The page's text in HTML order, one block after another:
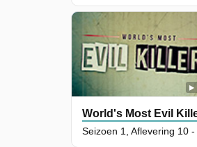
World's Most Evil